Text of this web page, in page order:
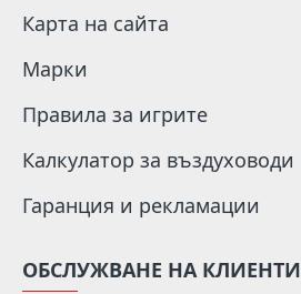
Карта на сайта
Марки
Правила за игрите
Калкулатор за въздуховоди
Гаранция и рекламации
ОБСЛУЖВАНЕ НА КЛИЕНТИ